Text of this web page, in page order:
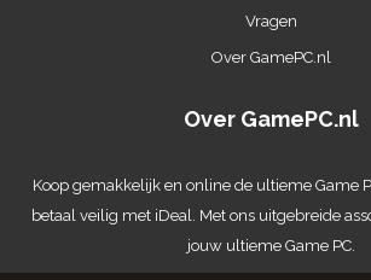
Vragen
Over GamePC.nl
Over GamePC.nl
Koop gemakkelijk en online de ultieme Game
betaal veilig met iDeal. Met ons uitgebreide
jouw ultieme Game PC.